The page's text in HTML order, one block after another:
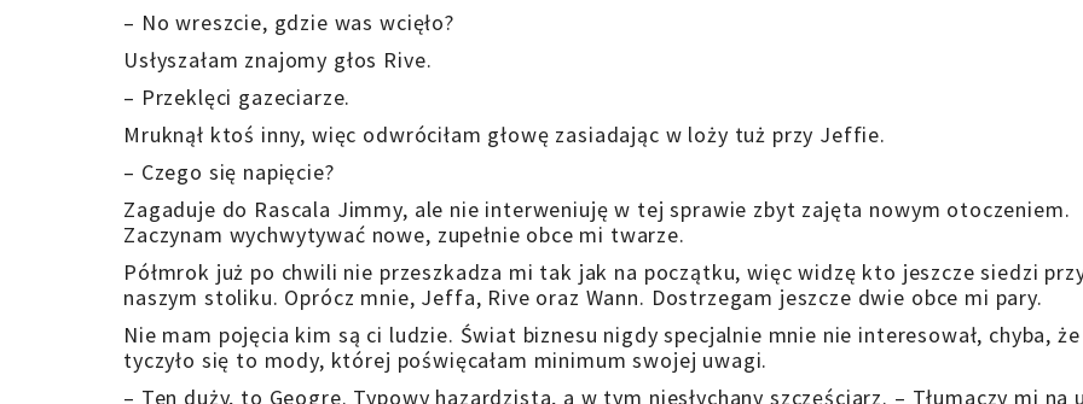
– No wreszcie, gdzie was wcięło?
Usłyszałam znajomy głos Rive.
– Przeklęci gazeciarze.
Mruknął ktoś inny, więc odwróciłam głowę zasiadając w loży tuż przy Jeffie.
– Czego się napięcie?
Zagaduje do Rascala Jimmy, ale nie interweniuję w tej sprawie zbyt zajęta nowym otoczeniem.
Zaczynam wychwytywać nowe, zupełnie obce mi twarze.
Półmrok już po chwili nie przeszkadza mi tak jak na początku, więc widzę kto jeszcze siedzi
naszym stoliku. Oprócz mnie, Jeffa, Rive oraz Wann. Dostrzegam jeszcze dwie obce mi pary.
Nie mam pojęcia kim są ci ludzie. Świat biznesu nigdy specjalnie mnie nie interesował, chyba, że
tyczyło się to mody, której poświęcałam minimum swojej uwagi.
– Ten duży, to Geogre. Typowy hazardzista, a w tym niesłychany szczęściarz. – Tłumaczy mi na